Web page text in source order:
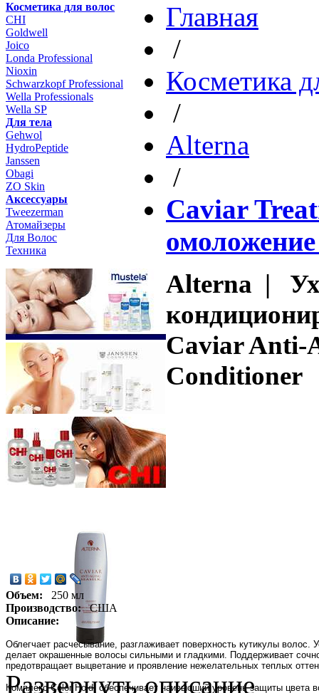
Косметика для волос
CHI
Goldwell
Joico
Londa Professional
Nioxin
Schwarzkopf Professional
Wella Professionals
Wella SP
Для тела
Gehwol
HydroPeptide
Janssen
Obagi
ZO Skin
Aксессуары
Tweezerman
Атомайзеры
Для Волос
Техника
Главная
/
Косметика
/
Altеrna
/
Caviar
Alterna |
Caviar Anti-
Conditioner
Объем:
250 мл
Производство:
США
Описание:
Облегчает расчесывание, разглаживает поверхность кутикулы
делает окрашенные волосы сильными и гладкими. Поддерживает
предотвращает выцветание и проявление нежелательных теплых
Комплекс Color Hold: обеспечивает наивысший уровень защиты
Развернуть описание